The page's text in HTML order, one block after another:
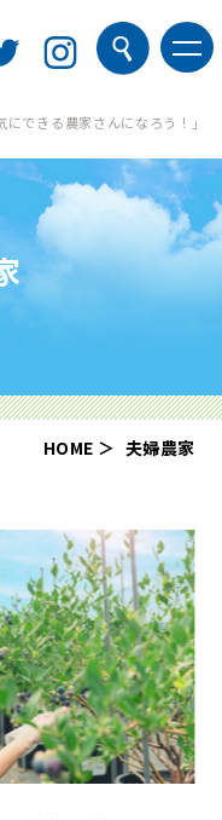
にできる農家さんになろう！」
HOME 夫婦農家